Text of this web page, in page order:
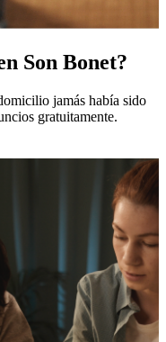
Son Bonet?
jamás había sido
gratuitamente.